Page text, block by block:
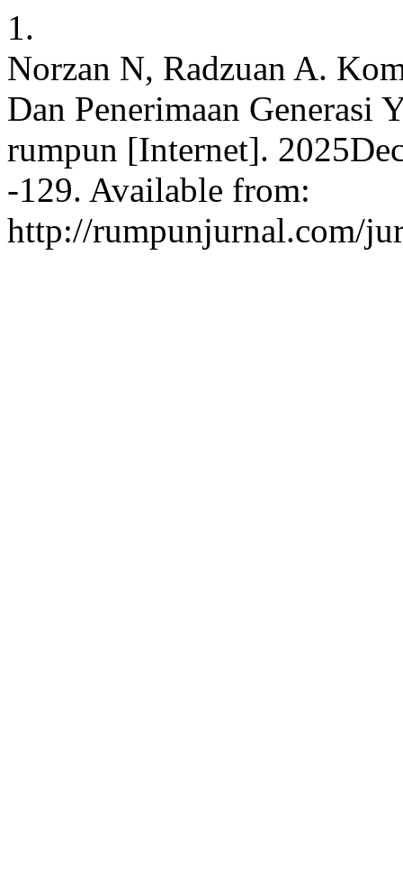
1.
Norzan N, Radzuan A.
Dan Penerimaan Generasi
rumpun [Internet].
-129. Available from:
http://rumpunjurnal.com/